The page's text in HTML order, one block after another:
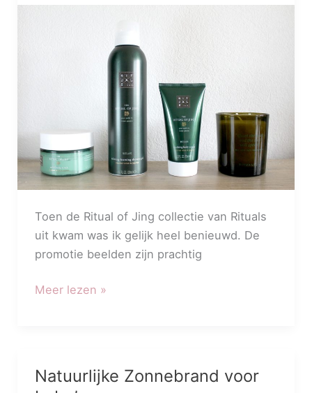
Toen de Ritual of Jing collectie van Rituals
uit kwam was ik gelijk heel benieuwd. De
promotie beelden zijn prachtig
Meer lezen »
Natuurlijke Zonnebrand voor
Natuurlijke